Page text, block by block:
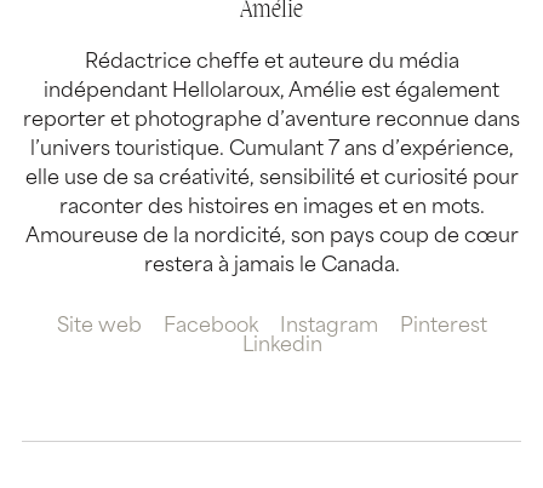
Amélie
Rédactrice cheffe et auteure du média
indépendant Hellolaroux, Amélie est également
reporter et photographe d’aventure reconnue dans
l’univers touristique. Cumulant 7 ans d’expérience,
elle use de sa créativité, sensibilité et curiosité pour
raconter des histoires en images et en mots.
Amoureuse de la nordicité, son pays coup de cœur
restera à jamais le Canada.
Site web Facebook Instagram
Pinterest
Linkedin